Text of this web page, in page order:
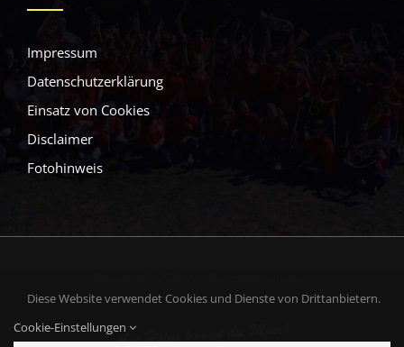
Impressum
Datenschutzerklärung
Einsatz von Cookies
Disclaimer
Fotohinweis
Diese Website verwendet Cookies und Dienste von Drittanbietern.
Cookie-Einstellungen